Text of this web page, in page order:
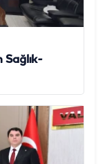
Sağlık-